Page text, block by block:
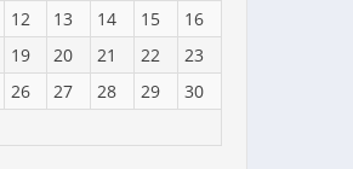
12 13 14 15
16
19 20 21 22
23
26 27 28 29
30